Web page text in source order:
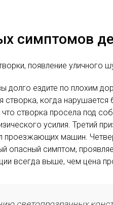
симптомов
появление уличного
ездите по плохим
створка, когда
створка просела под
усилия. Третий
машин.
симптом,
всегда выше, чем цена